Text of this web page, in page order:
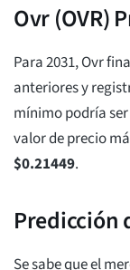
Ovr (OVR)
Para 2031, Ovr
anteriores y
mínimo podría ser
valor de precio
$0.21449.
Predicción
Se sabe que el